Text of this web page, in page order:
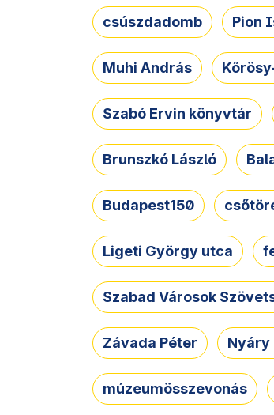
csúszdadomb Pion
Muhi András
Szabó Ervin könyvtár
Brunszkó László
Budapest150
Ligeti György utca
Szabad Városok
Závada Péter Nyáry
múzeumösszevonás